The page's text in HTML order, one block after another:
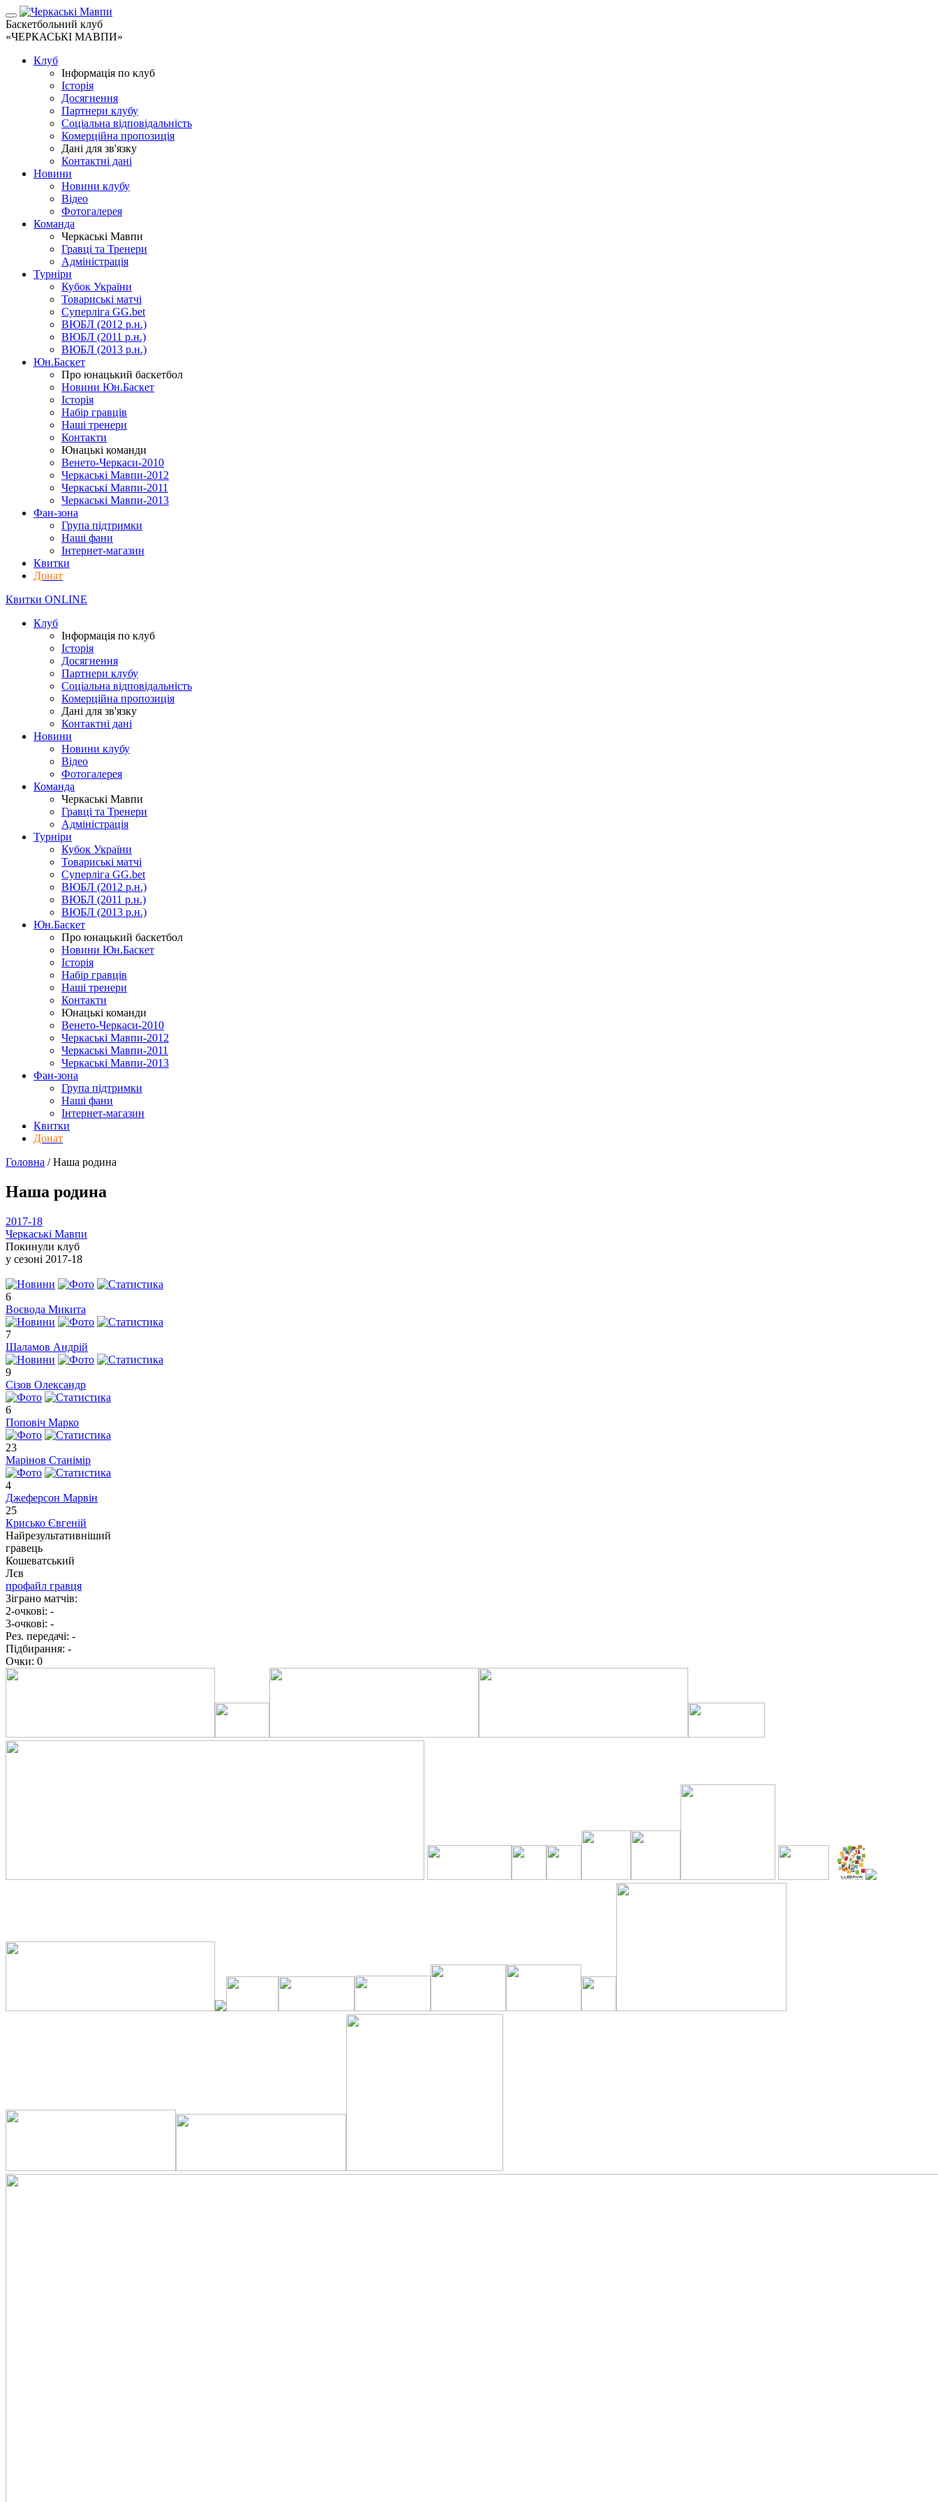
Баскетбольний клуб
«ЧЕРКАСЬКІ МАВПИ»
Клуб
Інформація по клуб
Історія
Досягнення
Партнери клубу
Соціальна відповідальність
Комерційна пропозиція
Дані для зв'язку
Контактні дані
Новини
Новини клубу
Відео
Фотогалерея
Команда
Черкаські Мавпи
Гравці та Тренери
Адміністрація
Турніри
Кубок України
Товариські матчі
Суперліга GG.bet
ВЮБЛ (2012 р.н.)
ВЮБЛ (2011 р.н.)
ВЮБЛ (2013 р.н.)
Юн.Баскет
Про юнацький баскетбол
Новини Юн.Баскет
Історія
Набір гравців
Наші тренери
Контакти
Юнацькі команди
Венето-Черкаси-2010
Черкаські Мавпи-2012
Черкаські Мавпи-2011
Черкаські Мавпи-2013
Фан-зона
Група підтримки
Наші фани
Інтернет-магазин
Квитки
Донат
Квитки ONLINE
Клуб
Інформація по клуб
Історія
Досягнення
Партнери клубу
Соціальна відповідальність
Комерційна пропозиція
Дані для зв'язку
Контактні дані
Новини
Новини клубу
Відео
Фотогалерея
Команда
Черкаські Мавпи
Гравці та Тренери
Адміністрація
Турніри
Кубок України
Товариські матчі
Суперліга GG.bet
ВЮБЛ (2012 р.н.)
ВЮБЛ (2011 р.н.)
ВЮБЛ (2013 р.н.)
Юн.Баскет
Про юнацький баскетбол
Новини Юн.Баскет
Історія
Набір гравців
Наші тренери
Контакти
Юнацькі команди
Венето-Черкаси-2010
Черкаські Мавпи-2012
Черкаські Мавпи-2011
Черкаські Мавпи-2013
Фан-зона
Група підтримки
Наші фани
Інтернет-магазин
Квитки
Донат
Головна /Наша родина
Наша родина
2017-18
Черкаські Мавпи
Покинули клуб
у сезоні 2017-18
6
Воєвода Микита
7
Шаламов Андрій
9
Сізов Олександр
6
Поповіч Марко
23
Марінов Станімір
4
Джеферсон Марвін
25
Крисько Євгеній
Найрезультативніший
гравець
Кошеватський
Лєв
профайл гравця
Зіграно матчів:
2-очкові: -
3-очкові: -
Рез. передачі: -
Підбирання: -
Очки: 0